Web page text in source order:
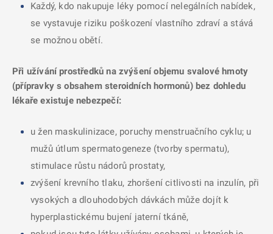
Každý, kdo nakupuje léky pomocí nelegálních nabídek,
se vystavuje riziku poškození vlastního zdraví a stává
se možnou obětí.
Při užívání prostředků na zvýšení objemu svalové hmoty
(přípravky s obsahem steroidních hormonů) bez dohledu
lékaře existuje nebezpečí:
u žen maskulinizace, poruchy menstruačního cyklu; u
mužů útlum spermatogeneze (tvorby spermatu),
stimulace růstu nádorů prostaty,
zvýšení krevního tlaku, zhoršení citlivosti na inzulín, při
vysokých a dlouhodobých dávkách může dojít k
hyperplastickému bujení jaterní tkáně,